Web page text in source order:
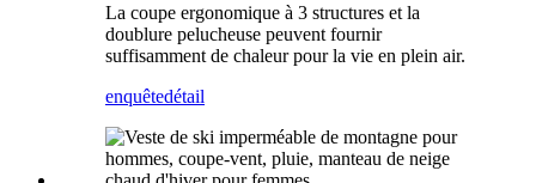
La coupe ergonomique à 3 structures et la
doublure pelucheuse peuvent fournir
suffisamment de chaleur pour la vie en plein air.
enquêtedétail